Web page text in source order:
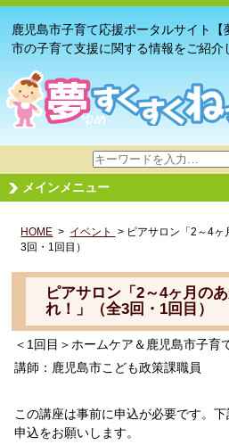
鹿児島市子育て応援ポータルサイト
市の子育て支援に関する情報をご紹介
サ
イ
ト
検
メインメニュー
HOME > イベント
> ピアサロン「2～4ヶ
3回・1回目）
ピアサロン「2～4ヶ月の
れ！」（全3回・1回目）
＜1回目＞ホームケア＆鹿児島市子育
講師：鹿児島市こども政策課職員
この講座は事前に申込が必要です。下
申込をお願いします。